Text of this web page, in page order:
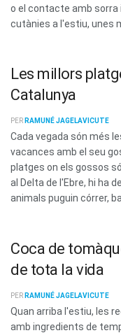
o el contacte amb sorra
cutànies a l'estiu, unes
Les millors
Catalunya
PER RAMUNÉ JAGELAVICUTE
Cada vegada són més
vacances amb el seu
platges on els gossos
al Delta de l'Ebre, hi ha
animals puguin córrer,
Coca de
de tota la vida
PER RAMUNÉ JAGELAVICUTE
Quan arriba l'estiu, les
amb ingredients de